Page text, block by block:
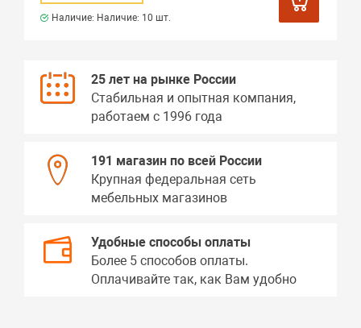
Наличие: Наличие: 10 шт.
25 лет на рынке России
Стабильная и опытная компания,
работаем с 1996 года
191 магазин по всей России
Крупная федеральная сеть
мебельных магазинов
Удобные способы оплаты
Более 5 способов оплаты.
Оплачивайте так, как Вам удобно